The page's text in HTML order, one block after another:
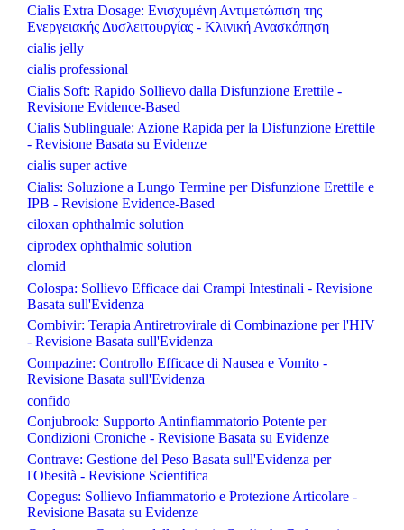
Cialis Extra Dosage: Ενισχυμένη Αντιμετώπιση της
Ενεργειακής Δυσλειτουργίας - Κλινική Ανασκόπηση
cialis jelly
cialis professional
Cialis Soft: Rapido Sollievo dalla Disfunzione Erettile -
Revisione Evidence-Based
Cialis Sublinguale: Azione Rapida per la Disfunzione Erettile
- Revisione Basata su Evidenze
cialis super active
Cialis: Soluzione a Lungo Termine per Disfunzione Erettile e
IPB - Revisione Evidence-Based
ciloxan ophthalmic solution
ciprodex ophthalmic solution
clomid
Colospa: Sollievo Efficace dai Crampi Intestinali - Revisione
Basata sull'Evidenza
Combivir: Terapia Antiretrovirale di Combinazione per l'HIV
- Revisione Basata sull'Evidenza
Compazine: Controllo Efficace di Nausea e Vomito -
Revisione Basata sull'Evidenza
confido
Conjubrook: Supporto Antinfiammatorio Potente per
Condizioni Croniche - Revisione Basata su Evidenze
Contrave: Gestione del Peso Basata sull'Evidenza per
l'Obesità - Revisione Scientifica
Copegus: Sollievo Infiammatorio e Protezione Articolare -
Revisione Basata su Evidenze